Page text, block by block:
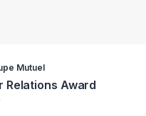
Mutuel
Relations Award